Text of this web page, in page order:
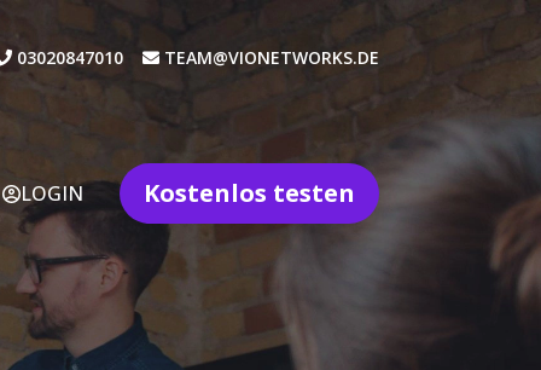
03020847010 TEAM@VIONETWORKS.DE
LOGIN Kostenlos testen